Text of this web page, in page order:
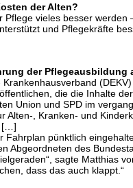
der Alten?
Pflege vieles besser
und Pflegekräfte
der Pflegeausbildung
die die Inhalte
Union und SPD im
Alten-, Kranken- und
[…]
Fahrplan pünktlich
Abgeordneten des
sagte Matthias
dass das auch klappt.“